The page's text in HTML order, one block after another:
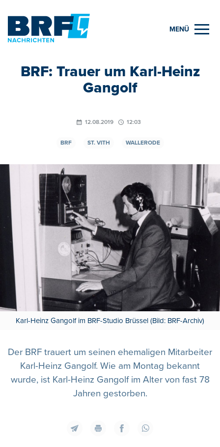
MENÜ
BRF: Trauer um Karl-Heinz
Gangolf
12.08.2019 12:03
BRF ST. VITH WALLERODE
Karl-Heinz Gangolf im BRF-Studio Brüssel (Bild: BRF-Archiv)
Der BRF trauert um seinen ehemaligen Mitarbeiter
Karl-Heinz Gangolf. Wie am Montag bekannt
wurde, ist Karl-Heinz Gangolf im Alter von fast 78
Jahren gestorben.